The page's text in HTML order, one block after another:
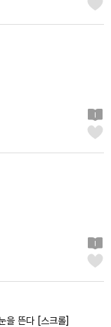
을 뜬다 [스크롤]